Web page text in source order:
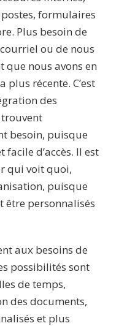
formulaires
Plus besoin de
ou de nous
que nous avons en
plus récente. C’est
des
besoin, puisque
d’accès. Il est
qui voit quoi,
puisque
être personnalisés
aux besoins de
possibilités sont
de temps,
des documents,
et plus